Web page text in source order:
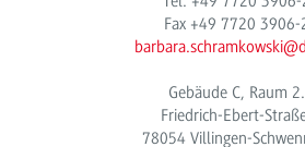
Fax +49 7720 3906-
Gebäude C, Raum
Friedrich-Ebert-
78054 Villingen-